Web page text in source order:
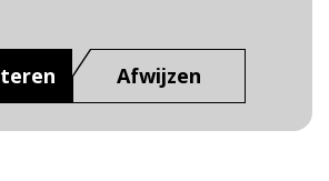
Afwijzen
:Veiligheidsregio Rotterdam-